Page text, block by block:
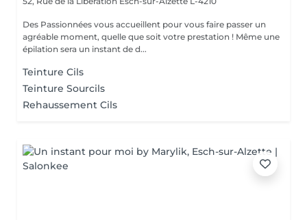
Des Passionnées vous accueillent pour vous faire passer un
agréable moment, quelle que soit votre prestation ! Même une
épilation sera un instant de d...
Teinture Cils
Teinture Sourcils
Rehaussement Cils